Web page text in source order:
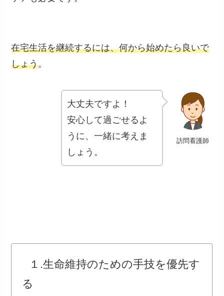
在宅生活を継続するには、何から始めたら良いで
しょう。
訪問看護師
大丈夫ですよ！
安心して過ごせるよ
うに、一緒に考えま
しょう。
１.生命維持のための手技を優先す
る